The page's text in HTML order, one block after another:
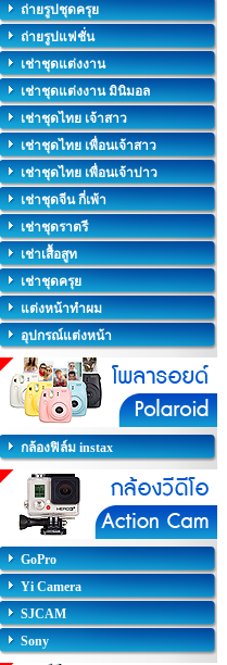
ถ่ายรูปชุดครุย
ถ่ายรูปแฟชั่น
เช่าชุดแต่งงาน
เช่าชุดแต่งงาน มินิมอล
เช่าชุดไทย เจ้าสาว
เช่าชุดไทย เพื่อนเจ้าสาว
เช่าชุดไทย เพื่อนเจ้าบ่าว
เช่าชุดจีน กี่เพ้า
เช่าชุดราตรี
เช่าเสื้อสูท
เช่าชุดครุย
แต่งหน้าทำผม
อุปกรณ์แต่งหน้า
กล้องฟิล์ม instax
GoPro
Yi Camera
SJCAM
Sony